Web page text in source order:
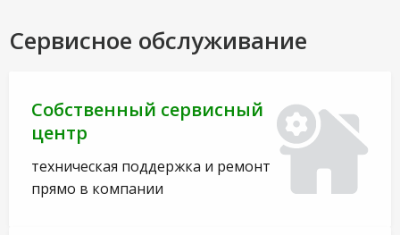
Сервисное обслуживание
Собственный сервисный
центр
техническая поддержка и ремонт
прямо в компании